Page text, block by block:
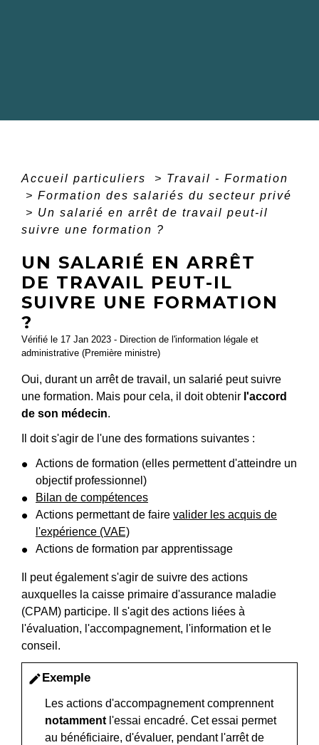
Accueil particuliers > Travail - Formation
> Formation des salariés du secteur privé
> Un salarié en arrêt de travail peut-il
suivre une formation ?
UN SALARIÉ EN ARRÊT
DE TRAVAIL PEUT-IL
SUIVRE UNE FORMATION
?
Vérifié le 17 Jan 2023 - Direction de l'information légale et
administrative (Première ministre)
Oui, durant un arrêt de travail, un salarié peut suivre
une formation. Mais pour cela, il doit obtenir l'accord
de son médecin.
Il doit s'agir de l'une des formations suivantes :
Actions de formation (elles permettent d'atteindre un
objectif professionnel)
Bilan de compétences
Actions permettant de faire valider les acquis de
l'expérience (VAE)
Actions de formation par apprentissage
Il peut également s'agir de suivre des actions
auxquelles la caisse primaire d'assurance maladie
(CPAM) participe. Il s'agit des actions liées à
l'évaluation, l'accompagnement, l'information et le
conseil.
edit Exemple
Les actions d'accompagnement comprennent
notamment l'essai encadré. Cet essai permet
au bénéficiaire, d'évaluer, pendant l'arrêt de